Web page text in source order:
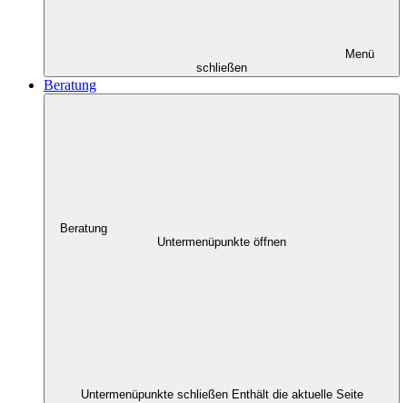
Menü
schließen
Beratung
Beratung
Untermenüpunkte öffnen
Untermenüpunkte schließen Enthält die aktuelle Seite